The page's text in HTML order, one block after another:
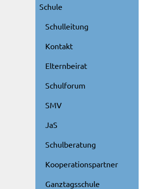
Schule
Schulleitung
Kontakt
Elternbeirat
Schulforum
SMV
JaS
Schulberatung
Kooperationspartner
Ganztagsschule